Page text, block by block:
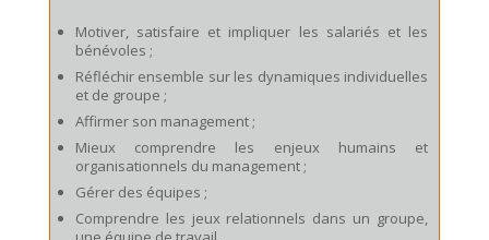
Motiver, satisfaire et impliquer les salariés et les
bénévoles ;
Réfléchir ensemble sur les dynamiques individuelles
et de groupe ;
Affirmer son management ;
Mieux comprendre les enjeux humains et
organisationnels du management ;
Gérer des équipes ;
Comprendre les jeux relationnels dans un groupe,